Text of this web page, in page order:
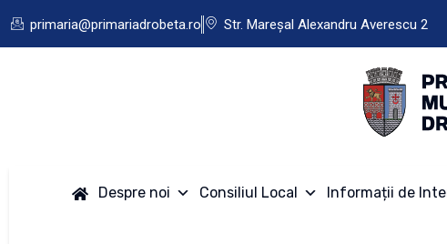
primaria@primariadrobeta.ro Str. Mareșal Alexandru Averescu 2
Despre noi Consiliul Local Informații de